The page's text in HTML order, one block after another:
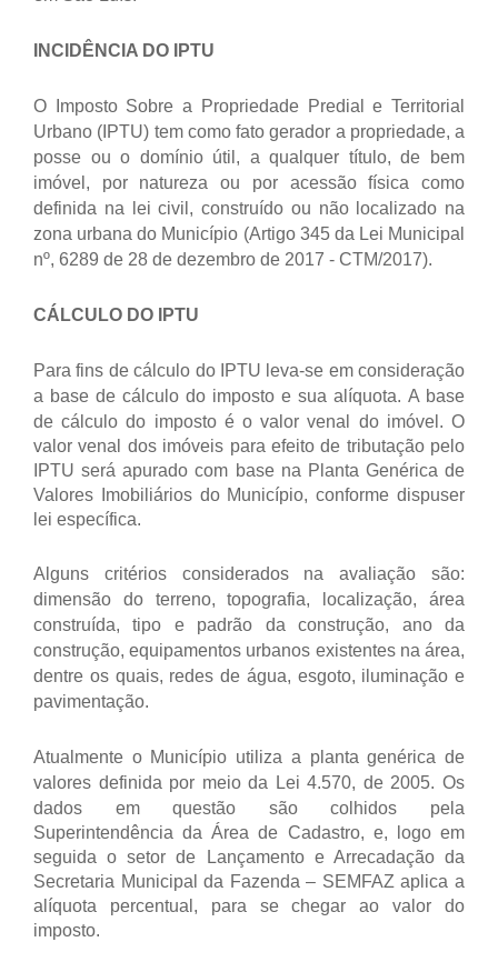
INCIDÊNCIA DO IPTU
O Imposto Sobre a Propriedade Predial e Territorial
Urbano (IPTU) tem como fato gerador a propriedade, a
posse ou o domínio útil, a qualquer título, de bem
imóvel, por natureza ou por acessão física como
definida na lei civil, construído ou não localizado na
zona urbana do Município (Artigo 345 da Lei Municipal
nº, 6289 de 28 de dezembro de 2017 - CTM/2017).
CÁLCULO DO IPTU
Para fins de cálculo do IPTU leva-se em consideração
a base de cálculo do imposto e sua alíquota. A base
de cálculo do imposto é o valor venal do imóvel. O
valor venal dos imóveis para efeito de tributação pelo
IPTU será apurado com base na Planta Genérica de
Valores Imobiliários do Município, conforme dispuser
lei específica.
Alguns critérios considerados na avaliação são:
dimensão do terreno, topografia, localização, área
construída, tipo e padrão da construção, ano da
construção, equipamentos urbanos existentes na área,
dentre os quais, redes de água, esgoto, iluminação e
pavimentação.
Atualmente o Município utiliza a planta genérica de
valores definida por meio da Lei 4.570, de 2005. Os
dados em questão são colhidos pela
Superintendência da Área de Cadastro, e, logo em
seguida o setor de Lançamento e Arrecadação da
Secretaria Municipal da Fazenda – SEMFAZ aplica a
alíquota percentual, para se chegar ao valor do
imposto.